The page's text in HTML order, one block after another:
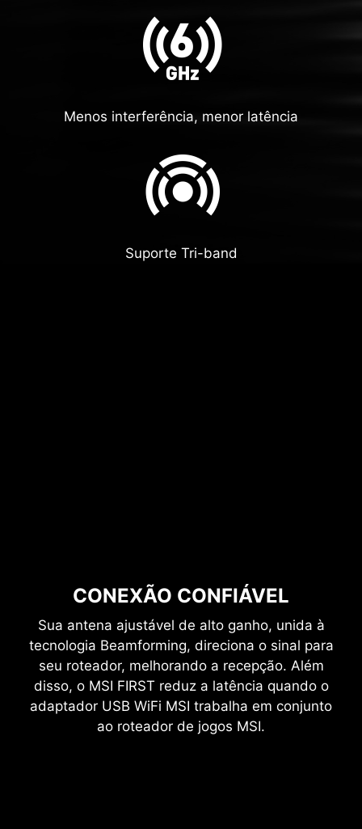
Menos interferência, menor latência
Suporte Tri-band
CONEXÃO CONFIÁVEL
Sua antena ajustável de alto ganho, unida à
tecnologia Beamforming, direciona o sinal para
seu roteador, melhorando a recepção. Além
disso, o MSI FIRST reduz a latência quando o
adaptador USB WiFi MSI trabalha em conjunto
ao roteador de jogos MSI.